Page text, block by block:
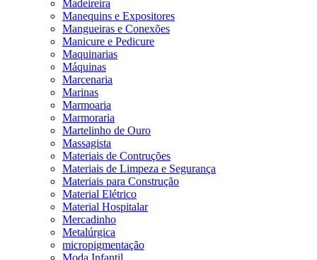
Madeireira
Manequins e Expositores
Mangueiras e Conexões
Manicure e Pedicure
Maquinarias
Máquinas
Marcenaria
Marinas
Marmoaria
Marmoraria
Martelinho de Ouro
Massagista
Materiais de Contruções
Materiais de Limpeza e Segurança
Materiais para Construção
Material Elétrico
Material Hospitalar
Mercadinho
Metalúrgica
micropigmentação
Moda Infantil